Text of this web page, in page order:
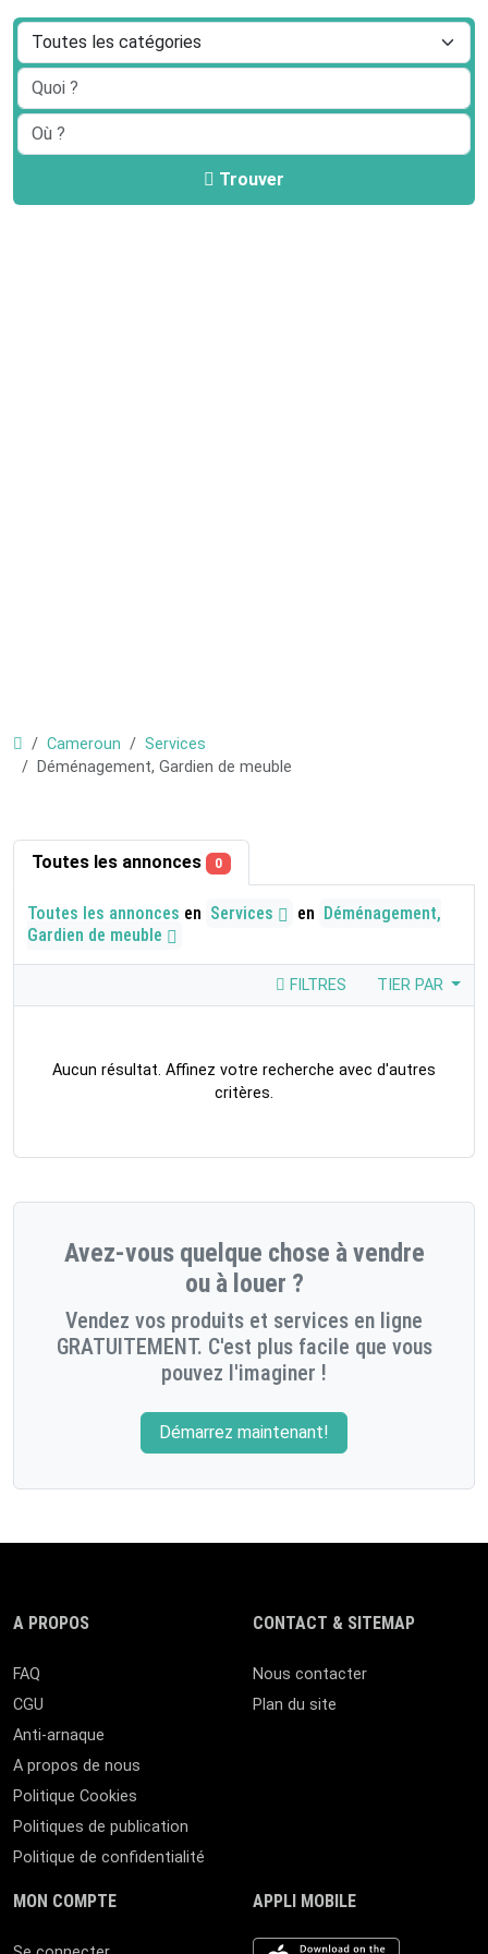
Trouver
Cameroun
Services
Déménagement, Gardien de meuble
Toutes les annonces 0
Toutes les annonces en Services en Déménagement,
Gardien de meuble
FILTRES TIER PAR
Aucun résultat. Affinez votre recherche avec d'autres
critères.
Avez-vous quelque chose à vendre
ou à louer ?
Vendez vos produits et services en ligne
GRATUITEMENT. C'est plus facile que vous
pouvez l'imaginer !
Démarrez maintenant!
A PROPOS
FAQ
CGU
Anti-arnaque
A propos de nous
Politique Cookies
Politiques de publication
Politique de confidentialité
CONTACT & SITEMAP
Nous contacter
Plan du site
MON COMPTE APPLI MOBILE
iOS app